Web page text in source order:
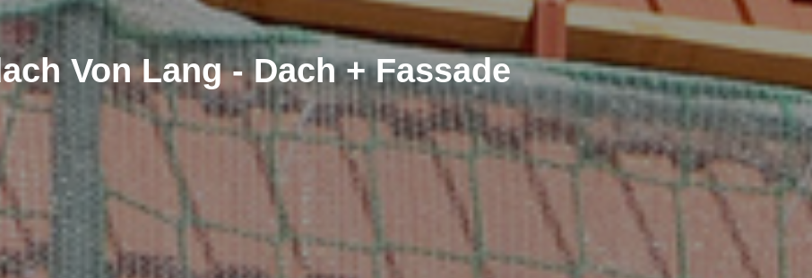
Von Lang - Dach + Fassade